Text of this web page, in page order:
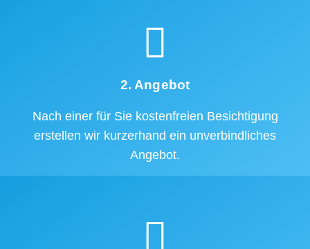
2. Angebot
Nach einer für Sie kostenfreien Besichtigung
erstellen wir kurzerhand ein unverbindliches
Angebot.